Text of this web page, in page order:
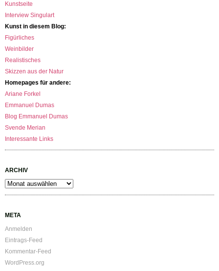
Kunstseite
Interview Singulart
Kunst in diesem Blog:
Figürliches
Weinbilder
Realistisches
Skizzen aus der Natur
Homepages für andere:
Ariane Forkel
Emmanuel Dumas
Blog Emmanuel Dumas
Svende Merian
Interessante Links
ARCHIV
Archiv
META
Anmelden
Eintrags-Feed
Kommentar-Feed
WordPress.org